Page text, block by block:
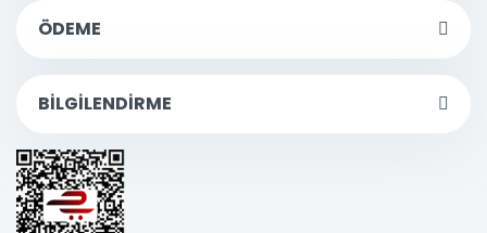
ÖDEME
BİLGİLENDİRME